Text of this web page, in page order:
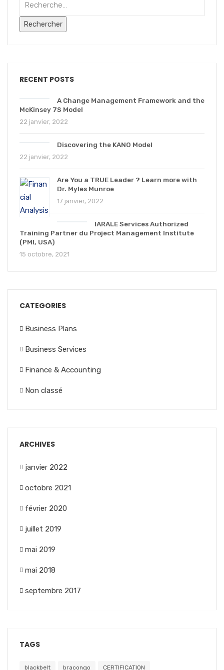
RECENT POSTS
A Change Management Framework and the
McKinsey 7S Model
22 janvier, 2022
Discovering the KANO Model
22 janvier, 2022
Are You a TRUE Leader ? Learn more with
Dr. Myles Munroe
17 janvier, 2022
IARALE Services Authorized
Training Partner du Project Management Institute
(PMI, USA)
15 octobre, 2021
CATEGORIES
Business Plans
Business Services
Finance & Accounting
Non classé
ARCHIVES
janvier 2022
octobre 2021
février 2020
juillet 2019
mai 2019
mai 2018
septembre 2017
TAGS
blackbelt bracongo CERTIFICATION